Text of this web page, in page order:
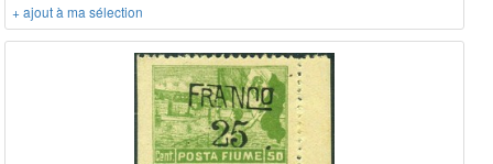
+ ajout à ma sélection